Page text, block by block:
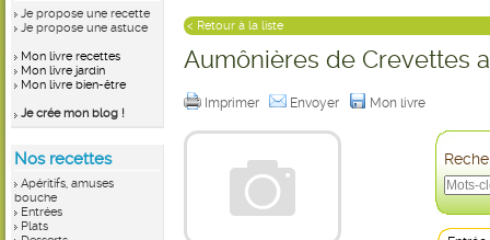
Je propose une recette
Je propose une astuce
Mon livre recettes
Mon livre jardin
Mon livre bien-être
Je crée mon blog !
Nos recettes
Apéritifs, amuses
bouche
Entrées
Plats
< Retour à la liste
Aumônières de Crevettes
Imprimer Envoyer Mon livre